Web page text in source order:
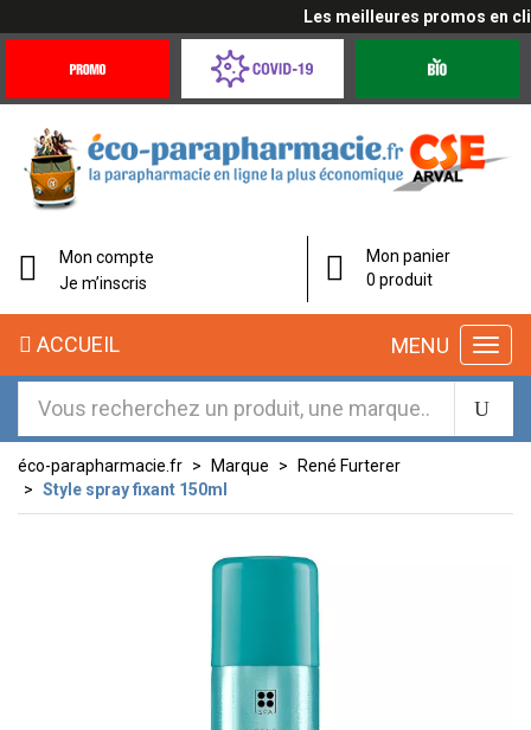
Les meilleures promos en
Offres
Coronavirus
Mon compte
Je m’inscris
Mon panier
0 produit
MENU
ACCUEIL
éco-parapharmacie.fr Marque
René Furterer
Style spray fixant 150ml